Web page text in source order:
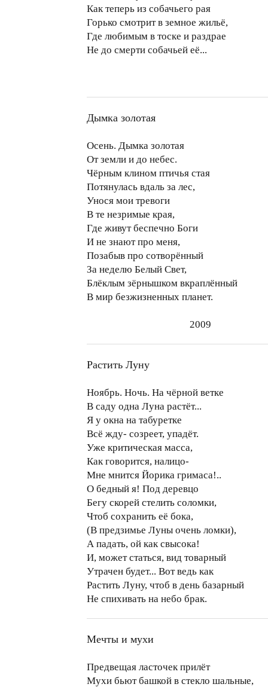
Как теперь из собачьего рая
Горько смотрит в земное жильё,
Где любимым в тоске и раздрае
Не до смерти собачьей её...
Дымка золотая
Осень. Дымка золотая
От земли и до небес.
Чёрным клином птичья стая
Потянулась вдаль за лес,
Унося мои тревоги
В те незримые края,
Где живут беспечно Боги
И не знают про меня,
Позабыв про сотворённый
За неделю Белый Свет,
Блёклым зёрнышком вкраплённый
В мир безжизненных планет.
2009
Растить Луну
Ноябрь. Ночь. На чёрной ветке
В саду одна Луна растёт...
Я у окна на табуретке
Всё жду- созреет, упадёт.
Уже критическая масса,
Как говорится, налицо-
Мне мнится Йорика гримаса!..
О бедный я! Под деревцо
Бегу скорей стелить соломки,
Чтоб сохранить её бока,
(В предзимье Луны очень ломки),
А падать, ой как свысока!
И, может статься, вид товарный
Утрачен будет... Вот ведь как
Растить Луну, чтоб в день базарный
Не спихивать на небо брак.
Мечты и мухи
Предвещая ласточек прилёт
Мухи бьют башкой в стекло шальные,